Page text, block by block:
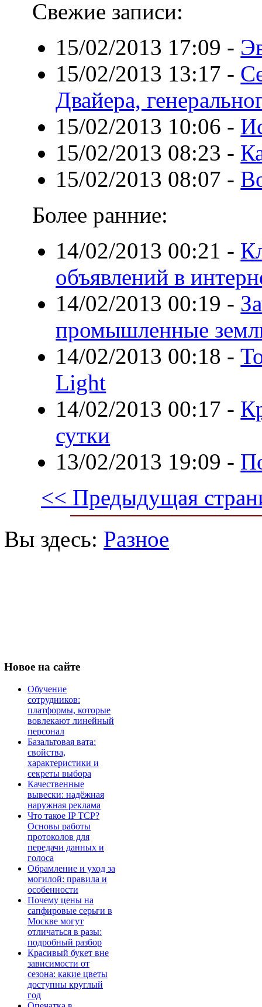
Свежие записи:
15/02/2013 17:09 -
15/02/2013 13:17 -
Двайера,
15/02/2013 10:06 -
15/02/2013 08:23 -
15/02/2013 08:07 -
Более ранние:
14/02/2013 00:21 -
объявлений в
14/02/2013 00:19 -
промышленные
14/02/2013 00:18 -
Light
14/02/2013 00:17 -
сутки
13/02/2013 19:09 -
<< Предыдущая
Вы здесь: Разное
Новое на сайте
Обучение
сотрудников:
платформы, которые
вовлекают линейный
персонал
Базальтовая вата:
свойства,
характеристики и
секреты выбора
Качественные
вывески: надёжная
наружная реклама
Что такое IP TCP?
Основы работы
протоколов для
передачи данных и
голоса
Обрамление и уход за
могилой: правила и
особенности
Почему цены на
сапфировые серьги в
Москве могут
отличаться в разы:
подробный разбор
Красивый букет вне
зависимости от
сезона: какие цветы
доступны круглый
год